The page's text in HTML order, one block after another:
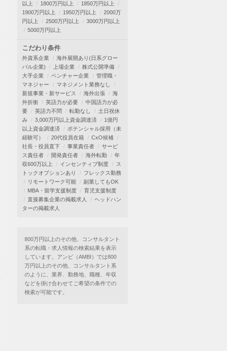
以上
1800万円以上
1850万円以上
1900万円以上
1950万円以上
2000万
円以上
2500万円以上
3000万円以上
5000万円以上
こだわり条件
外資系企業
海外展開あり(日系グロー
バル企業)
上場企業
株式公開準備
大手企業
ベンチャー企業
管理職・
マネジャー
マネジメント業務なし
新規事業・新サービス
海外出張
海
外折衝
英語力が必要
中国語力が必
要
英語力不問 転勤なし
土日祝休
み
3,000万円以上資金調達済
1億円
以上資金調達済
ポテンシャル採用（未
経験可）
20代役員在籍
CxO候補
社長・役員直下
事業責任者
サービ
ス責任者
開発責任者 海外転勤
年
収600万以上
インセンティブ制度
ス
トックオプションあり
フレックス勤務
リモートワーク可能
副業してもOK
MBA・留学支援制度
育児支援制度
直接募集企業の掲載求人
ヘッドハン
ターの掲載求人
800万円以上のその他、コンサルタント
系の転職・求人情報の検索結果を表示
しています。アンビ（AMBI）では800
万円以上のその他、コンサルタント系
のように、業界、勤務地、職種、年収
などを掛け合わせてご希望の条件での
検索が可能です。